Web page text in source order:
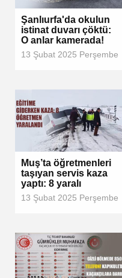
Şanlıurfa'da okulun
istinat duvarı çöktü:
O anlar kamerada!
13 Şubat 2025 Perşembe
Muş’ta öğretmenleri
taşıyan servis kaza
yaptı: 8 yaralı
13 Şubat 2025 Perşembe